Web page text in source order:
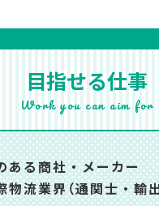
目指せる仕事
Work you can aim for
ある商社・メーカー
物流業界（通関士・輸